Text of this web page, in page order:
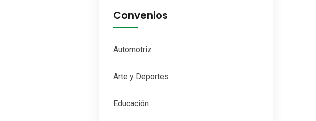
Convenios
Automotriz
Arte y Deportes
Educación